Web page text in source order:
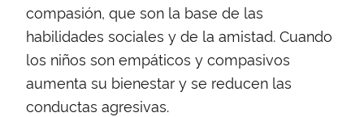
compasión, que son la base de las
habilidades sociales y de la amistad. Cuando
los niños son empáticos y compasivos
aumenta su bienestar y se reducen las
conductas agresivas.